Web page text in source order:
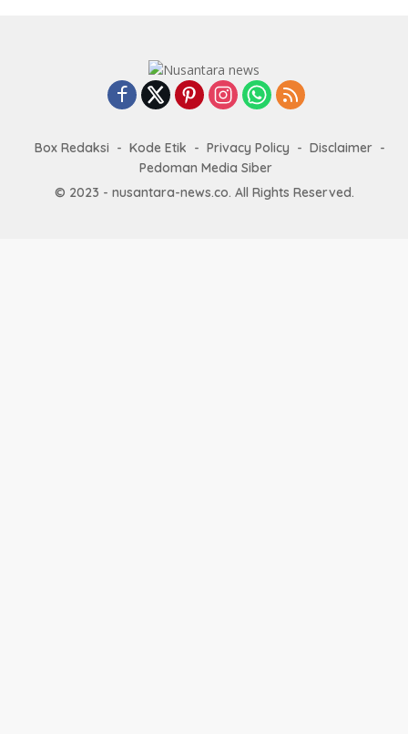
Box Redaksi Kode Etik Privacy Policy
Disclaimer
Pedoman Media Siber
© 2023 - nusantara-news.co. All Rights Reserved.